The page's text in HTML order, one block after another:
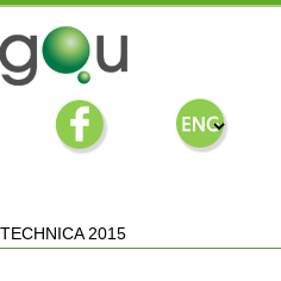
2015